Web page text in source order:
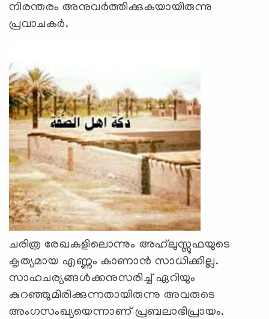
നിരന്തരം അനുവർത്തിക്കുകയായിരുന്നു
പ്രവാചകർ.
ചരിത്ര രേഖകളിലൊന്നും അഹ്‌ലുസ്സുഫയുടെ
കൃത്യമായ എണ്ണം കാണാൻ സാധിക്കില്ല.
സാഹചര്യങ്ങൾക്കനുസരിച്ച് ഏറിയും
കുറഞ്ഞുമിരിക്കുന്നതായിരുന്നു അവരുടെ
അംഗസംഖ്യയെന്നാണ് പ്രബലാഭിപ്രായം.